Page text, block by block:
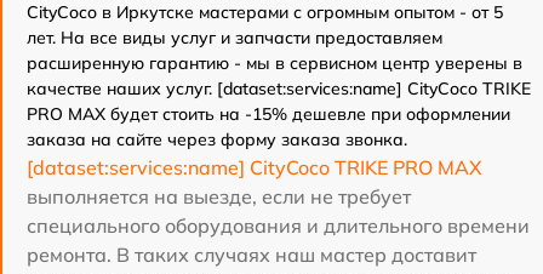
CityCoco в Иркутске мастерами с огромным опытом - от 5
лет. На все виды услуг и запчасти предоставляем
расширенную гарантию - мы в сервисном центр уверены в
качестве наших услуг. [dataset:services:name] CityCoco TRIKE
PRO MAX будет стоить на -15% дешевле при оформлении
заказа на сайте через форму заказа звонка.
[dataset:services:name] CityCoco TRIKE PRO MAX
выполняется на выезде, если не требует
специального оборудования и длительного времени
ремонта. В таких случаях наш мастер доставит